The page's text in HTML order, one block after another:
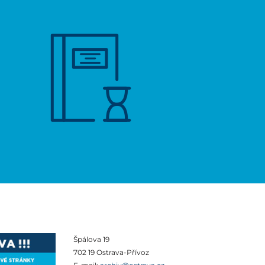
Špálova 19
702 19 Ostrava-Přívoz